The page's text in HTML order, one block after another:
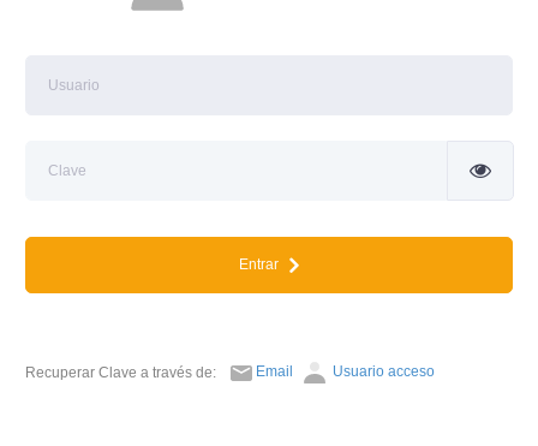
Entrar
Recuperar Clave a través de: Email Usuario acceso